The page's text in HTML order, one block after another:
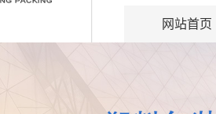
网站首页